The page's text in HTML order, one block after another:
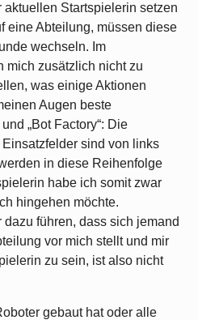
Startspielerin setzen
eine Abteilung, müssen diese
wechseln. Im
mich zusätzlich nicht zu
was einige Aktionen
Augen beste
„Bot Factory“: Die
sind von links
in diese Reihenfolge
habe ich somit zwar
hingehen möchte.
führen, dass sich jemand
vor mich stellt und mir
zu sein, ist also nicht
gebaut hat oder alle